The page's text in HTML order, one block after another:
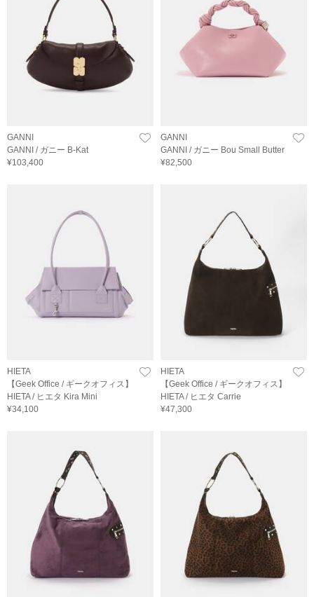
GANNI
GANNI / ガニー B-Kat
¥103,400
GANNI
GANNI / ガニー Bou Small Butter
¥82,500
HIETA
【Geek Office / ギークオフィス】
HIETA / ヒエタ Kira Mini
¥34,100
HIETA
【Geek Office / ギークオフィス】
HIETA / ヒエタ Carrie
¥47,300